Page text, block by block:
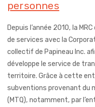
personnes
Depuis l’année 2010, la
de services avec la
collectif de Papineau Inc.
développe le service de
territoire. Grâce à cette
subventions provenant du
(MTQ), notamment, par